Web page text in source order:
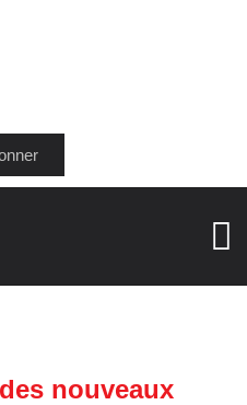
nouveaux